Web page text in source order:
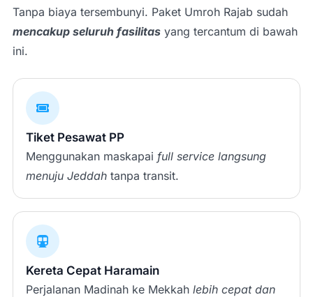
Tanpa biaya tersembunyi. Paket Umroh Rajab sudah
mencakup seluruh fasilitas yang tercantum di bawah
ini.
Tiket Pesawat PP
Menggunakan maskapai full service langsung
menuju Jeddah tanpa transit.
Kereta Cepat Haramain
Perjalanan Madinah ke Mekkah lebih cepat dan